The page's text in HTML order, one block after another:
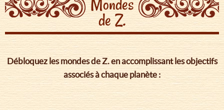
Mondes
de Z.
Débloquez les mondes de Z. en accomplissant les objectifs
associés à chaque planète :